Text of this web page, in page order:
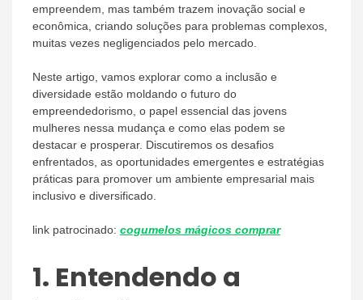
empreendem, mas também trazem inovação social e
econômica, criando soluções para problemas complexos,
muitas vezes negligenciados pelo mercado.
Neste artigo, vamos explorar como a inclusão e
diversidade estão moldando o futuro do
empreendedorismo, o papel essencial das jovens
mulheres nessa mudança e como elas podem se
destacar e prosperar. Discutiremos os desafios
enfrentados, as oportunidades emergentes e estratégias
práticas para promover um ambiente empresarial mais
inclusivo e diversificado.
link patrocinado: cogumelos mágicos comprar
1. Entendendo a